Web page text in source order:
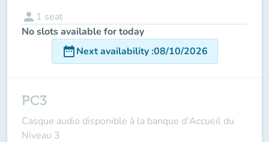
person 1 seat
No slots available for today
date_rangeNext availability:08/10/2026
PC3
Casque audio disponible à la banque d'Accueil du
Niveau 3